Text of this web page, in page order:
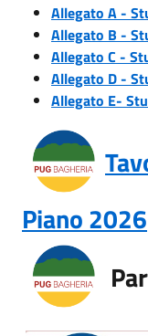
Allegato A -
Allegato B -
Allegato C -
Allegato D -
Allegato E-
Piano 2026